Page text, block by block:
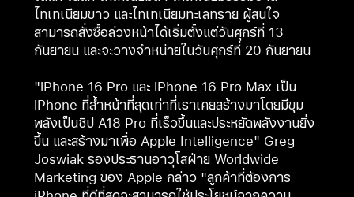
ไทเทเนียมขาว และไทเทเนียมทะเลทราย ผู้สนใจ
สามารถสั่งซื้อล่วงหน้าได้เริ่มตั้งแต่วันศุกร์ที่ 13
กันยายน และจะวางจำหน่ายในวันศุกร์ที่ 20 กันยายน
"iPhone 16 Pro และ iPhone 16 Pro Max เป็น
iPhone ที่ล้ำหน้าที่สุดเท่าที่เราเคยสร้างมาโดยมีขุม
พลังเป็นชิป A18 Pro ที่เร็วขึ้นและประหยัดพลังงานยิ่ง
ขึ้น และสร้างมาเพื่อ Apple Intelligence" Greg
Joswiak รองประธานอาวุโสฝ่าย Worldwide
Marketing ของ Apple กล่าว "ลูกค้าที่ต้องการ